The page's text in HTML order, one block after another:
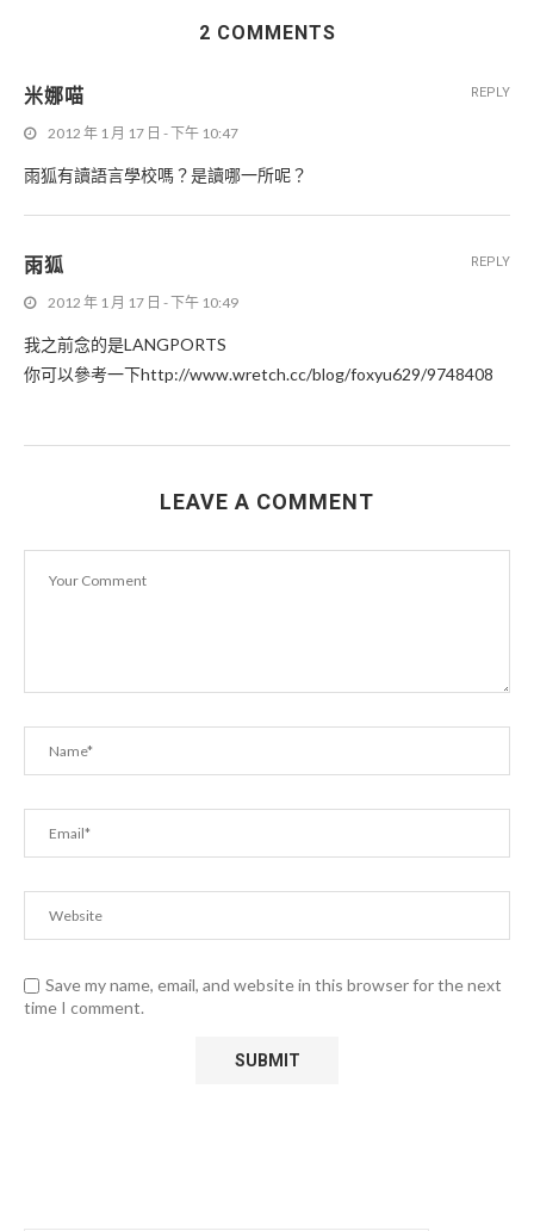
2 COMMENTS
米娜喵
2012 年 1 月 17 日 - 下午 10:47
雨狐有讀語言學校嗎？是讀哪一所呢？
REPLY
雨狐
2012 年 1 月 17 日 - 下午 10:49
我之前念的是LANGPORTS
你可以參考一下http://www.wretch.cc/blog/foxyu629/9748408
REPLY
LEAVE A COMMENT
Save my name, email, and website in this browser for the next
time I comment.